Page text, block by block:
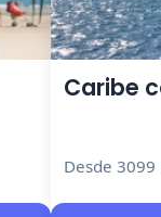
Caribe
Desde 3099